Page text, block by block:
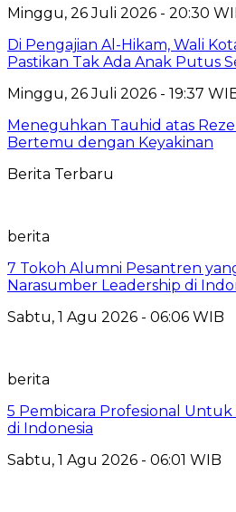
Minggu, 26 Juli 2026 - 20:30
Di Pengajian Al-Hikam, Wali
Pastikan Tak Ada Anak Putus
Minggu, 26 Juli 2026 - 19:37
Meneguhkan Tauhid atas
Bertemu dengan Keyakinan
Berita Terbaru
berita
7 Tokoh Alumni Pesantren
Narasumber Leadership di
Sabtu, 1 Agu 2026 - 06:06 WIB
berita
5 Pembicara Profesional
di Indonesia
Sabtu, 1 Agu 2026 - 06:01 WIB